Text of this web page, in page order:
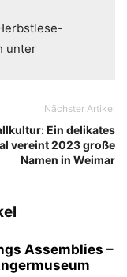
unter
Nächster Artikel
Ein delikates
vereint 2023 große
Namen in Weimar
Assemblies –